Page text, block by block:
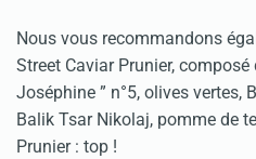
Nous vous recommandons
Street Caviar Prunier,
Joséphine ” n°5, olives vertes,
Balik Tsar Nikolaj, pomme de
Prunier : top !